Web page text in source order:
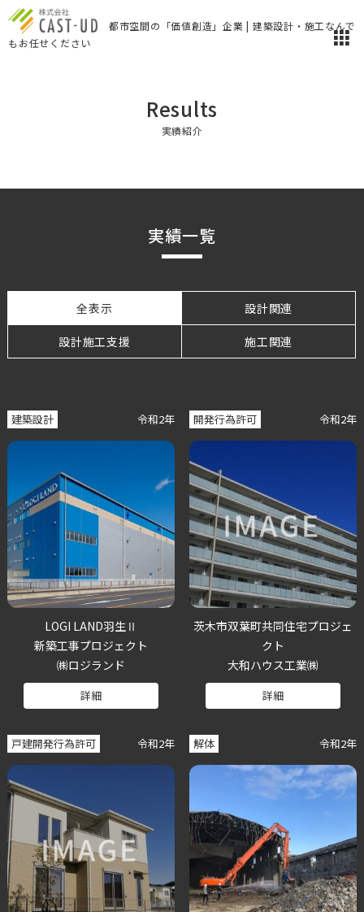
都市空間の「価値創造」企業 | 建築設計・施工なんで
もお任せください
設計施工支援
Results
実績紹介
実績一覧
全表示 設計関連
設計施工支援 施工関連
建築設計 令和2年
LOGI LAND羽生Ⅱ
新築工事プロジェクト
㈱ロジランド
詳細
開発行為許可 令和2年
茨木市双葉町共同住宅プロジェ
クト
大和ハウス工業㈱
詳細
戸建開発行為許可 令和2年 解体 令和2年